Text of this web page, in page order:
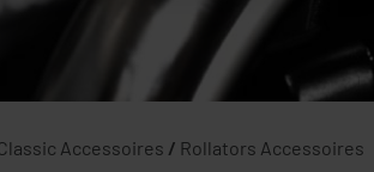
Accessoires / Rollators Accessoires